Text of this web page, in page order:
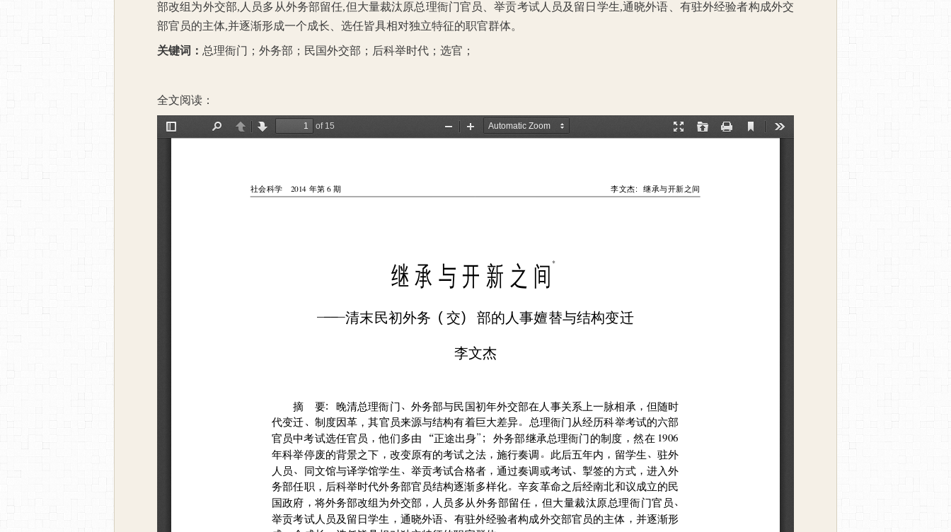
部改组为外交部, 人员多从外务部留任,但大量裁汰原总理衙门官员、举贡考试人员及留日学生,通晓外语、有驻外经验者构成外交
部官员的主体,并逐渐形成一个成长、选任皆具相对独立特征的职官群体。
关键词： 总理衙门；外务部；民国外交部；后科举时代；选官；
全文阅读：